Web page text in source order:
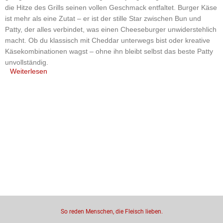
die Hitze des Grills seinen vollen Geschmack entfaltet. Burger Käse
ist mehr als eine Zutat – er ist der stille Star zwischen Bun und
Patty, der alles verbindet, was einen Cheeseburger unwiderstehlich
macht. Ob du klassisch mit Cheddar unterwegs bist oder kreative
Käsekombinationen wagst – ohne ihn bleibt selbst das beste Patty
unvollständig.
Weiterlesen
So reden Menschen, die Fleisch lieben.